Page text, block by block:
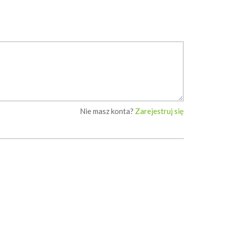
Nie masz konta? Zarejestruj się